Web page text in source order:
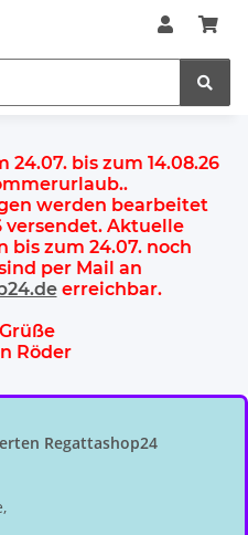
24.07. bis zum 14.08.26
.
werden bearbeitet
versendet. Aktuelle
bis zum 24.07.noch
per Mail an
erreichbar.
Röder
Regattashop24